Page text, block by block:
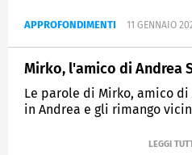
APPROFONDIMENTI 11 GENNAIO
Mirko, l'amico di Andrea
Le parole di Mirko, amico di
in Andrea e gli rimango
VERISSIMO